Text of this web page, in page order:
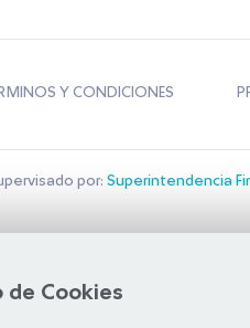
de Cookies
Y CONDICIONES
por: Superintendencia